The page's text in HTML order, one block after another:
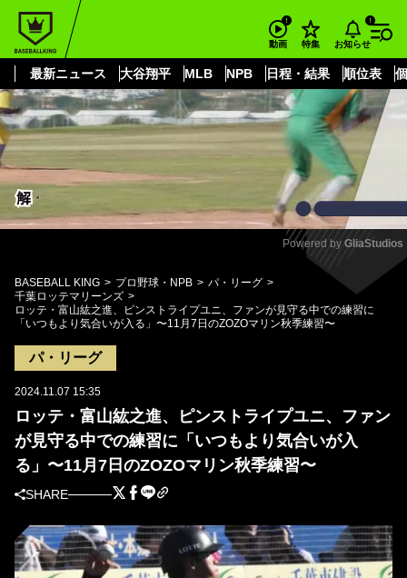
動画 特集 お知らせ
最新ニュース 大谷翔平 MLB NPB 日程・結果 順位表
もっと見る
Mute
Powered by GliaStudios
BASEBALL KING プロ野球・NPB
パ・リーグ
千葉ロッテマリーンズ
ロッテ・富山紘之進、ピンストライプユニ、ファンが見守る中での練習に
「いつもより気合いが入る」〜11月7日のZOZOマリン秋季練習〜
パ・リーグ
2024.11.07 15:35
ロッテ・富山紘之進、ピンストライプユニ、ファン
が見守る中での練習に「いつもより気合いが入
る」〜11月7日のZOZOマリン秋季練習〜
SHARE